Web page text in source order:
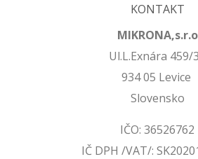
KONTAKT
MIKRONA,s.r.o
Ul.L.Exnára 459/
934 05 Levice
Slovensko
IČO: 36526762
IČ DPH /VAT/: